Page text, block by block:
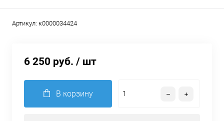
Артикул: к0000034424
6 250 руб. / шт
В корзину